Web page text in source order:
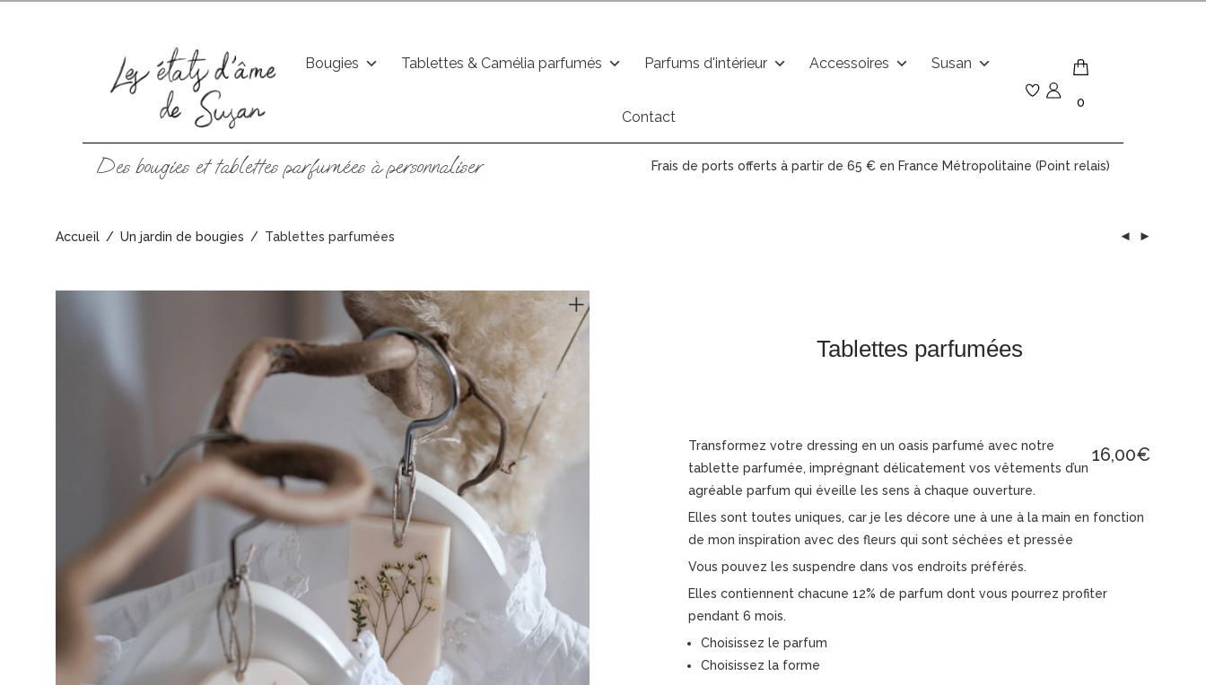
Bougies Tablettes & Camélia parfumés Parfums d'intérieur Accessoires Susan
Contact
0
Des bougies et tablettes parfumées à personnaliser Frais de ports offerts à partir de 65 € en France Métropolitaine (Point relais)
Accueil / Un jardin de bougies / Tablettes parfumées
Tablettes parfumées
16,00€
Transformez votre dressing en un oasis parfumé avec notre
tablette parfumée, imprégnant délicatement vos vêtements d’un
agréable parfum qui éveille les sens à chaque ouverture.
Elles sont toutes uniques, car je les décore une à une à la main en fonction
de mon inspiration avec des fleurs qui sont séchées et pressée
Vous pouvez les suspendre dans vos endroits préférés.
Elles contiennent chacune 12% de parfum dont vous pourrez profiter
pendant 6 mois.
Choisissez le parfum
Choisissez la forme